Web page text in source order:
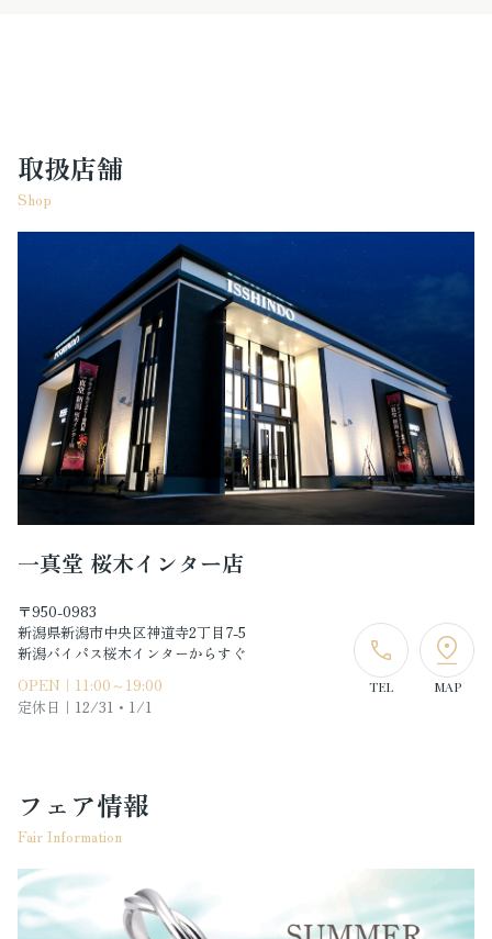
取扱店舗
Shop
一真堂 桜木インター店
〒950-0983
新潟県新潟市中央区神道寺2丁目7-5
新潟バイパス桜木インターからすぐ
OPEN｜11:00～19:00
定休日｜ 12/31・1/1
TEL MAP
フェア情報
Fair Information